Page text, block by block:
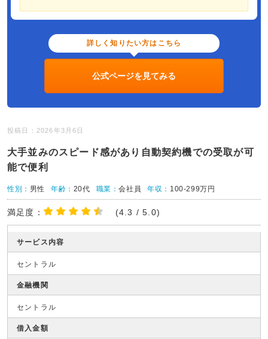
詳しく知りたい方はこちら
公式ページを見てみる
投稿日：2026年3月6日
大手並みのスピード感があり自動契約機での受取が可
能で便利
性別： 男性 年齢： 20代 職業：会社員 年収： 100-299万円
満足度： (4.3 / 5.0)
サービス内容
セントラル
金融機関
セントラル
借入金額